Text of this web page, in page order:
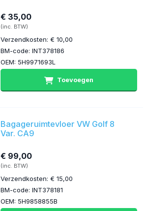
€ 35,00
(inc. BTW)
Verzendkosten: € 10,00
BM-code: INT378186
OEM: 5H9971693L
Toevoegen
Bagageruimtevloer VW Golf 8
Var. CA9
€ 99,00
(inc. BTW)
Verzendkosten: € 15,00
BM-code: INT378181
OEM: 5H9858855B